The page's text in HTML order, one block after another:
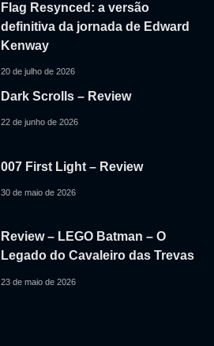
Flag Resynced: a versão
definitiva da jornada de Edward
Kenway
20 de julho de 2026
Dark Scrolls – Review
22 de junho de 2026
007 First Light – Review
30 de maio de 2026
Review – LEGO Batman – O
Legado do Cavaleiro das Trevas
23 de maio de 2026